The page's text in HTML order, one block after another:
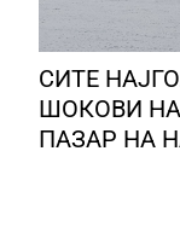
СИТЕ
ШОКОВИ
ПАЗАР НА